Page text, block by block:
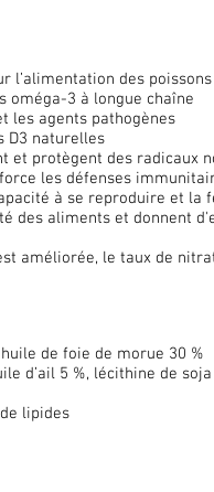
l’alimentation des poissons
oméga-3 à longue chaîne
les agents pathogènes
D3 naturelles
et protègent des radicaux
les défenses
à se reproduire et la
des aliments et donnent
améliorée, le taux de
de foie de morue 30 %
d’ail 5 %, lécithine de
lipides